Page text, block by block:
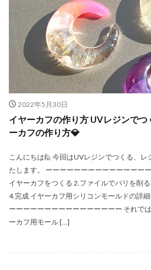
2022年5月30日
イヤーカフの作り方 UVレジンで
ーカフの作り方💎
こんにちは🙋 今回はUVレジンでつくる、
たします。 ーーーーーーーーーーーーーー
イヤーカフをつくる 2.ファイルでバリを削
4.完成 イヤーカフ用シリコンモールドの詳
ーーーーーーーーーーーーーーーー それで
ーカフ用モール […]